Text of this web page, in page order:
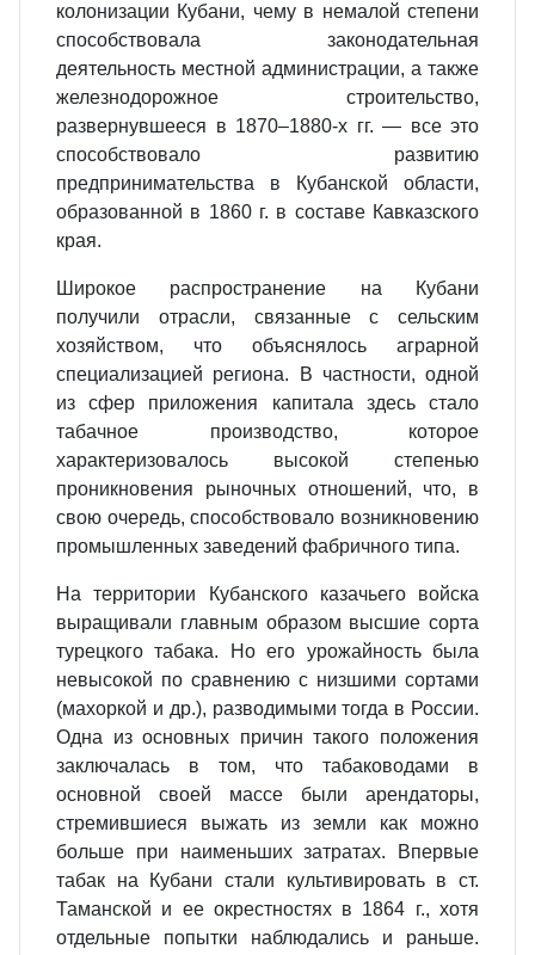
колонизации Кубани, чему в немалой степени
способствовала законодательная
деятельность местной администрации, а также
железнодорожное строительство,
развернувшееся в 1870–1880-х гг. — все это
способствовало развитию
предпринимательства в Кубанской области,
образованной в 1860 г. в составе Кавказского
края.
Широкое распространение на Кубани
получили отрасли, связанные с сельским
хозяйством, что объяснялось аграрной
специализацией региона. В частности, одной
из сфер приложения капитала здесь стало
табачное производство, которое
характеризовалось высокой степенью
проникновения рыночных отношений, что, в
свою очередь, способствовало возникновению
промышленных заведений фабричного типа.
На территории Кубанского казачьего войска
выращивали главным образом высшие сорта
турецкого табака. Но его урожайность была
невысокой по сравнению с низшими сортами
(махоркой и др.), разводимыми тогда в России.
Одна из основных причин такого положения
заключалась в том, что табаководами в
основной своей массе были арендаторы,
стремившиеся выжать из земли как можно
больше при наименьших затратах. Впервые
табак на Кубани стали культивировать в ст.
Таманской и ее окрестностях в 1864 г., хотя
отдельные попытки наблюдались и раньше.